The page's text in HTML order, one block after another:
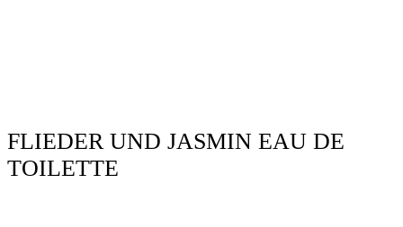
FLIEDER UND JASMIN EAU DE
TOILETTE